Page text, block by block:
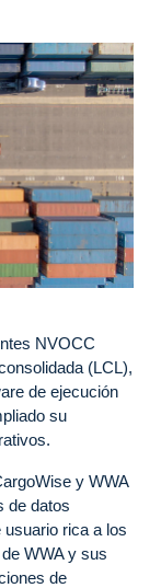
NVOCC
(LCL),
de ejecución
su
y WWA
de datos
usuario rica a los
WWA y sus
de